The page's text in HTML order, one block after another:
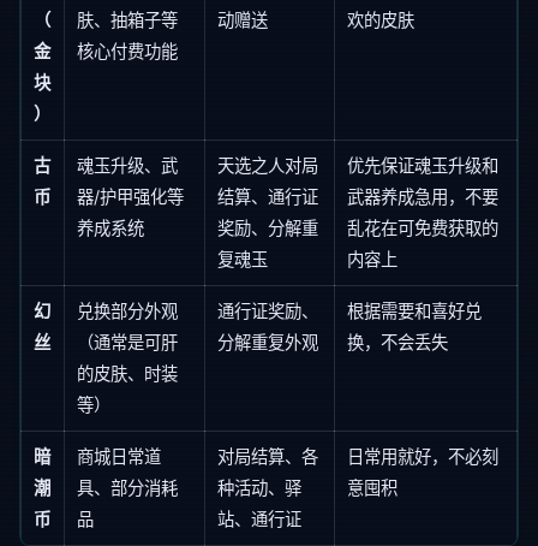
（
金
块
）
肤、抽箱子等
核心付费功能
动赠送
欢的皮肤
古
币
魂玉升级、武
器/护甲强化等
养成系统
天选之人对局
结算、通行证
奖励、分解重
复魂玉
优先保证魂玉升级和
武器养成急用，不要
乱花在可免费获取的
内容上
幻
丝
兑换部分外观
（通常是可肝
的皮肤、时装
等）
通行证奖励、
分解重复外观
根据需要和喜好兑
换，不会丢失
暗
潮
币
商城日常道
具、部分消耗
品
对局结算、各
种活动、驿
站、通行证
日常用就好，不必刻
意囤积